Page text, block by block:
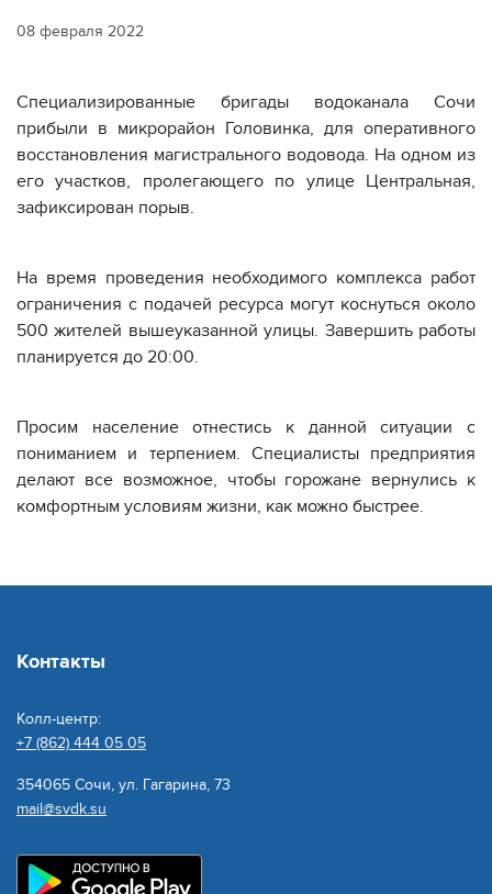
08 февраля 2022
Специализированные бригады водоканала Сочи
прибыли в микрорайон Головинка, для оперативного
восстановления магистрального водовода. На одном из
его участков, пролегающего по улице Центральная,
зафиксирован порыв.
На время проведения необходимого комплекса работ
ограничения с подачей ресурса могут коснуться около
500 жителей вышеуказанной улицы. Завершить работы
планируется до 20:00.
Просим население отнестись к данной ситуации с
пониманием и терпением. Специалисты предприятия
делают все возможное, чтобы горожане вернулись к
комфортным условиям жизни, как можно быстрее.
Контакты
Колл-центр:
+7 (862) 444 05 05
354065 Сочи, ул. Гагарина, 73
mail@svdk.su